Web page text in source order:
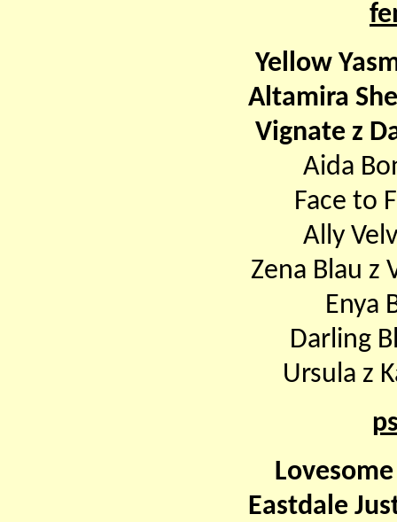
Yellow
Altamira
Vignate z
Aida
Face to
Ally
Zena Blau z
Enya
Darling
Ursula z
Eastdale